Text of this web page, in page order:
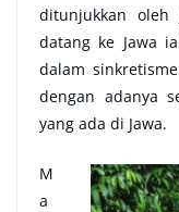
ditunjukkan oleh
datang ke Jawa
dalam
dengan adanya
yang ada di Jawa.
M
a